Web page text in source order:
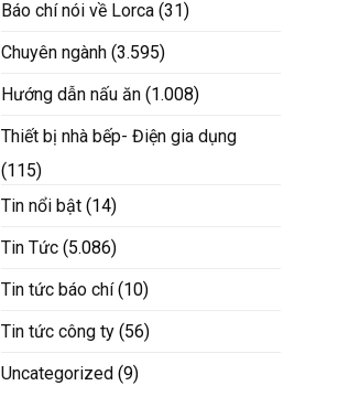
Báo chí nói về Lorca (31)
Chuyên ngành (3.595)
Hướng dẫn nấu ăn (1.008)
Thiết bị nhà bếp- Điện gia dụng
(115)
Tin nổi bật (14)
Tin Tức (5.086)
Tin tức báo chí(10)
Tin tức công ty (56)
Uncategorized (9)